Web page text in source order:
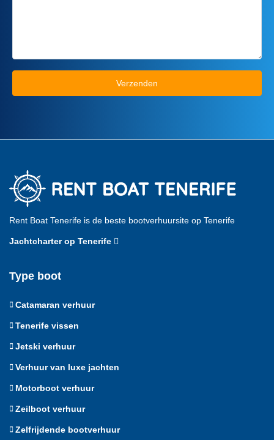
Rent Boat Tenerife is de beste bootverhuursite op Tenerife
Jachtcharter op Tenerife
Type boot
Catamaran verhuur
Tenerife vissen
Jetski verhuur
Verhuur van luxe jachten
Motorboot verhuur
Zeilboot verhuur
Zelfrijdende bootverhuur